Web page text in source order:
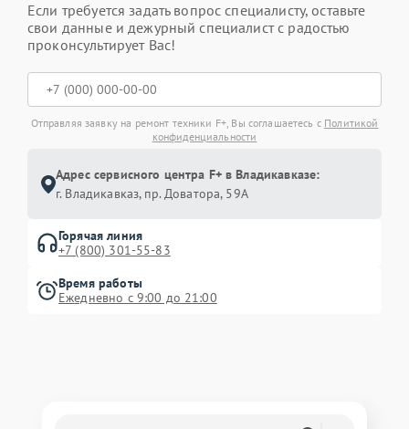
Если требуется задать вопрос специалисту, оставьте
свои данные и дежурный специалист с радостью
проконсультирует Вас!
Отправляя заявку на ремонт техники F+, Вы соглашаетесь с Политикой
конфиденциальности
Адрес сервисного центра F+ в Владикавказе:
г. Владикавказ, пр. Доватора, 59А
Горячая линия
+7 (800) 301-55-83
Время работы
Ежедневно с 9:00 до 21:00